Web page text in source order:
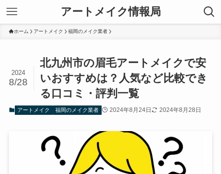
アートメイク情報局
ホーム アートメイク 福岡のメイク業者
北九州市の眉毛アートメイクで安
いおすすめは？人気など比較でき
る口コミ・評判一覧
2024
8/28
アートメイク 福岡のメイク業者 2024年8月24日 2024年8月28日